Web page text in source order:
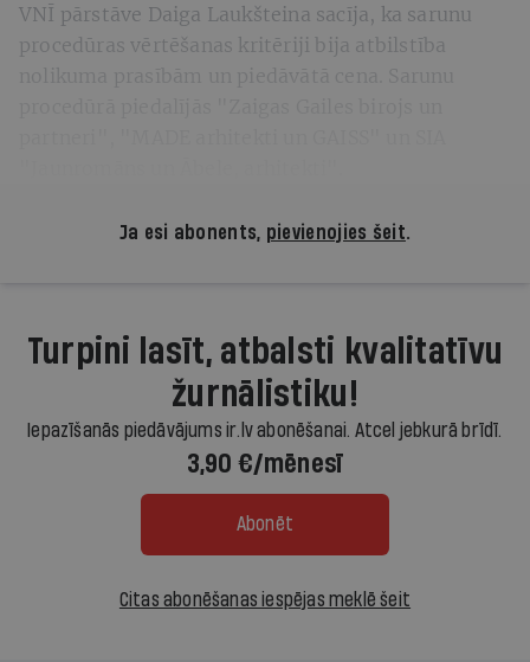
VNĪ pārstāve Daiga Laukšteina sacīja, ka sarunu
procedūras vērtēšanas kritēriji bija atbilstība
Ja esi abonents, pievienojies šeit.
Turpini lasīt, atbalsti kvalitatīvu
žurnālistiku!
Iepazīšanās piedāvājums ir.lv abonēšanai. Atcel jebkurā brīdī.
3,90 €/mēnesī
Abonēt
Citas abonēšanas iespējas meklē šeit